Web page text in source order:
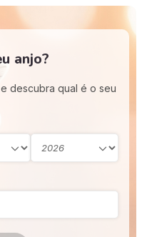
anjo?
descubra qual é o seu